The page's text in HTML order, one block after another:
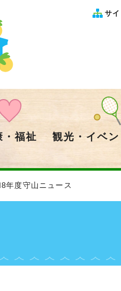
サ
・福祉 観光・イベ
年度守山ニュース